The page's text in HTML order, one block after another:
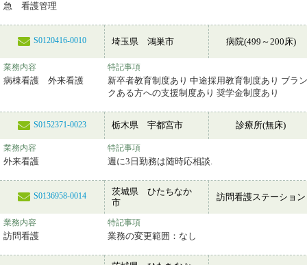
急 看護管理
S0120416-0010 埼玉県 鴻巣市 病院(499～200床)
業務内容
病棟看護 外来看護
特記事項
新卒者教育制度あり 中途採用教育制度あり ブラン
クある方への支援制度あり 奨学金制度あり
S0152371-0023 栃木県 宇都宮市 診療所(無床)
業務内容
外来看護
特記事項
週に3日勤務は随時応相談.
S0136958-0014
茨城県 ひたちなか
市
訪問看護ステーション
業務内容
訪問看護
特記事項
業務の変更範囲：なし